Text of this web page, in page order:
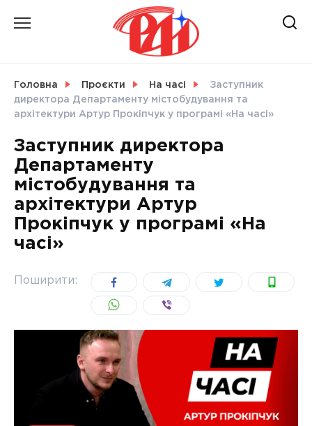
СВІТ
УКРАЇНА
Головна Проєкти На часі
Заступник
директора Департаменту містобудування та
архітектури Артур Прокіпчук у програмі «На часі»
Заступник директора
Департаменту
містобудування та
архітектури Артур
Прокіпчук у програмі «На
часі»
Поширити: